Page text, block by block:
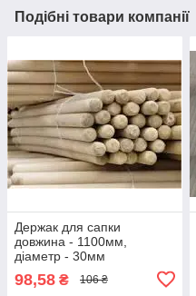
Подібні товари компанії
Держак для сапки
довжина - 1100мм,
діаметр - 30мм
98,58 ₴ 106 ₴